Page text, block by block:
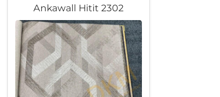
Ankawall Hitit 2302